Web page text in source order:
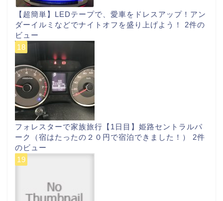
【超簡単】LEDテープで、愛車をドレスアップ！アン
ダーイルミなどでナイトオフを盛り上げよう！ 2件の
ビュー
フォレスターで家族旅行【1日目】姫路セントラルパ
ーク（宿はたったの２０円で宿泊できました！） 2件
のビュー